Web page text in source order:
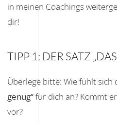
in meinen Coachings
dir!
TIPP 1: DER SATZ
Überlege bitte: Wie fühlt sich
genug“für dich an? Kommt
vor?